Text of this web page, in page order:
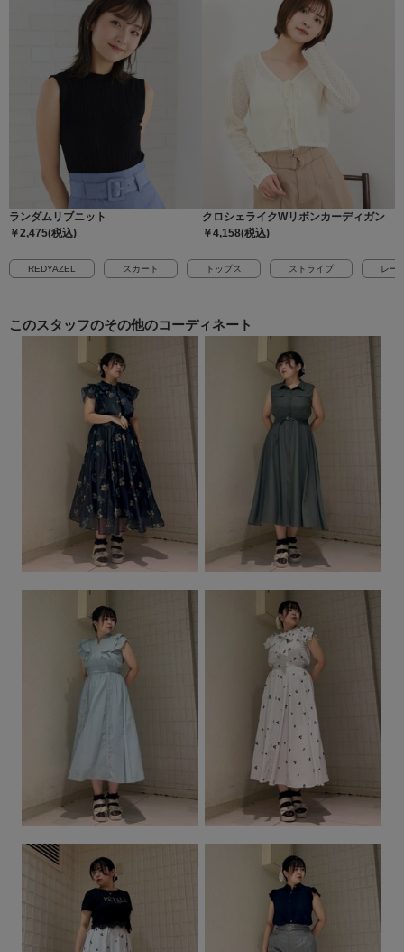
ランダムリブニット
￥2,475(税込)
クロシェライクWリボンカーディガン
￥4,158(税込)
REDYAZEL スカート トップス ストライプ レー
このスタッフのその他のコーディネート